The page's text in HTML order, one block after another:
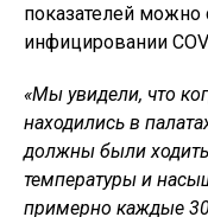
показателей
инфицировании
«Мы увидели, что
находились в
должны были ходить
температуры и
примерно каждые